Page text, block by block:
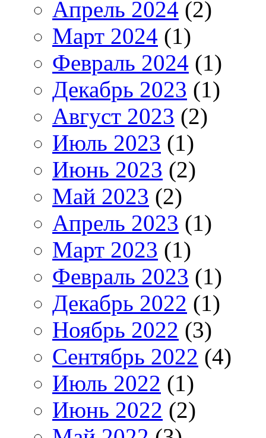
Апрель 2024 (2)
Март 2024 (1)
Февраль 2024 (1)
Декабрь 2023 (1)
Август 2023 (2)
Июль 2023 (1)
Июнь 2023 (2)
Май 2023 (2)
Апрель 2023 (1)
Март 2023 (1)
Февраль 2023 (1)
Декабрь 2022 (1)
Ноябрь 2022 (3)
Сентябрь 2022 (4)
Июль 2022 (1)
Июнь 2022 (2)